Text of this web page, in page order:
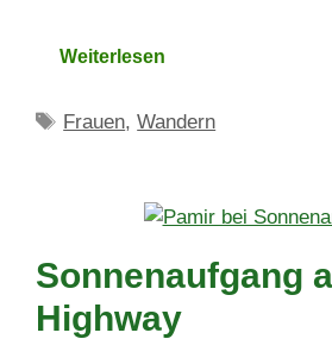
Weiterlesen
Schlagwörter
Frauen,Wandern
Sonnenaufgang
Highway